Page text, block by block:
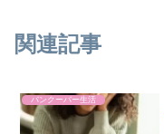
関連記事
バンクーバー生活